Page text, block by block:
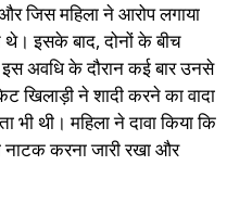
जिस महिला ने आरोप लगाया
थे। इसके बाद, दोनों के बीच
इस अवधि के दौरान कई बार उनसे
खिलाड़ी ने शादी करने का वादा
भी थी। महिला ने दावा किया कि
करना जारी रखा और